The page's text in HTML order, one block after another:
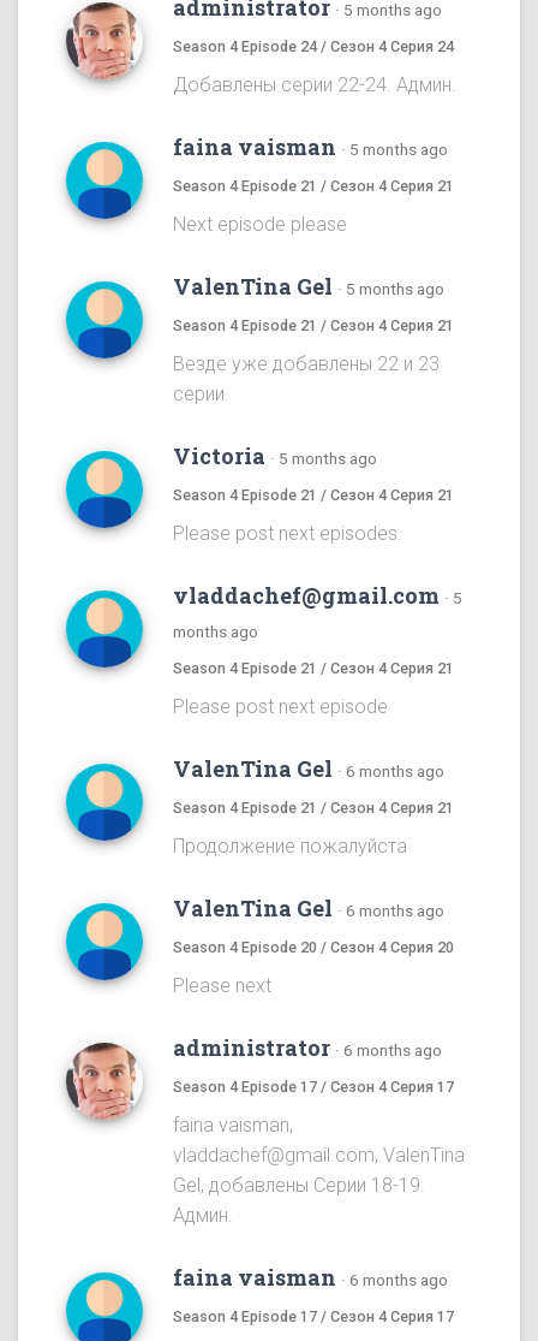
administrator · 5 months ago
Season 4 Episode 24 / Сезон 4 Серия 24
Добавлены серии 22-24. Админ.
faina vaisman · 5 months ago
Season 4 Episode 21 / Сезон 4 Серия 21
Next episode please
ValenTina Gel · 5 months ago
Season 4 Episode 21 / Сезон 4 Серия 21
Везде уже добавлены 22 и 23
серии.
Victoria · 5 months ago
Season 4 Episode 21 / Сезон 4 Серия 21
Please post next episodes.
vladdachef@gmail.com · 5
months ago
Season 4 Episode 21 / Сезон 4 Серия 21
Please post next episode
ValenTina Gel · 6 months ago
Season 4 Episode 21 / Сезон 4 Серия 21
Продолжение пожалуйста
ValenTina Gel · 6 months ago
Season 4 Episode 20 / Сезон 4 Серия 20
Please next
administrator · 6 months ago
Season 4 Episode 17 / Сезон 4 Серия 17
faina vaisman,
vladdachef@gmail.com, ValenTina
Gel, добавлены Серии 18-19.
Админ.
faina vaisman · 6 months ago
Season 4 Episode 17 / Сезон 4 Серия 17